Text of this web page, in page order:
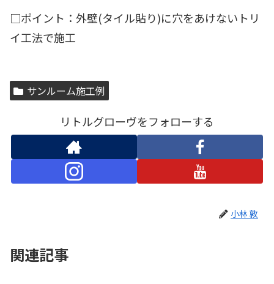
□ポイント：外壁(タイル貼り)に穴をあけないトリ
イ工法で施工
サンルーム施工例
リトルグローヴをフォローする
小林 敦
関連記事